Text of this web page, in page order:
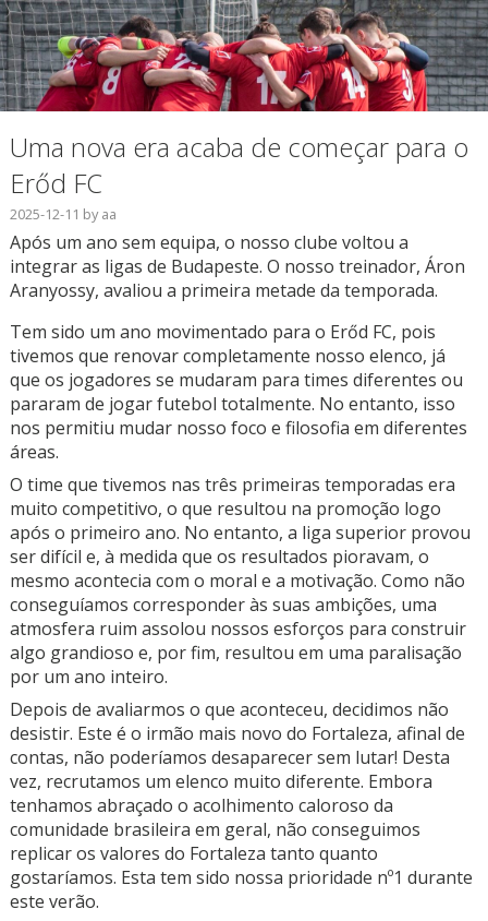
Uma nova era acaba de começar para o
Erőd FC
2025-12-11 byaa
Após um ano sem equipa, o nosso clube voltou a
integrar as ligas de Budapeste. O nosso treinador, Áron
Aranyossy, avaliou a primeira metade da temporada.
Tem sido um ano movimentado para o Erőd FC, pois
tivemos que renovar completamente nosso elenco, já
que os jogadores se mudaram para times diferentes ou
pararam de jogar futebol totalmente. No entanto, isso
nos permitiu mudar nosso foco e filosofia em diferentes
áreas.
O time que tivemos nas três primeiras temporadas era
muito competitivo, o que resultou na promoção logo
após o primeiro ano. No entanto, a liga superior provou
ser difícil e, à medida que os resultados pioravam, o
mesmo acontecia com o moral e a motivação. Como não
conseguíamos corresponder às suas ambições, uma
atmosfera ruim assolou nossos esforços para construir
algo grandioso e, por fim, resultou em uma paralisação
por um ano inteiro.
Depois de avaliarmos o que aconteceu, decidimos não
desistir. Este é o irmão mais novo do Fortaleza, afinal de
contas, não poderíamos desaparecer sem lutar! Desta
vez, recrutamos um elenco muito diferente. Embora
tenhamos abraçado o acolhimento caloroso da
comunidade brasileira em geral, não conseguimos
replicar os valores do Fortaleza tanto quanto
gostaríamos. Esta tem sido nossa prioridade nº1 durante
este verão.